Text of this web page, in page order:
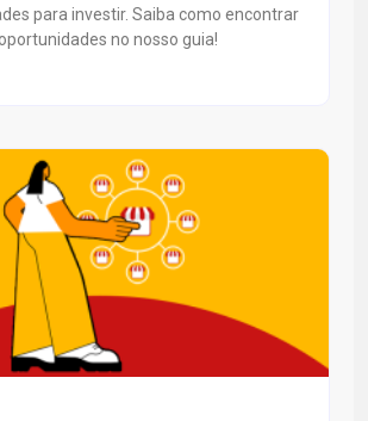
para investir. Saiba como encontrar
no nosso guia!